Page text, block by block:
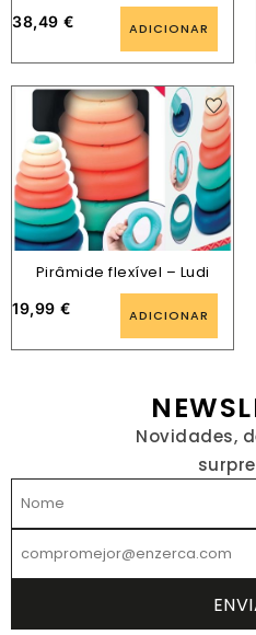
38,49 € ADICIONAR
Pirâmide flexível – Ludi
19,99 € ADICIONAR
Novidades,